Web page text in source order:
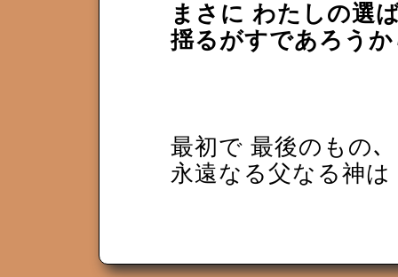
まさに わたしの選
揺るがすであろう
最初で 最後のもの､
永遠なる父なる神